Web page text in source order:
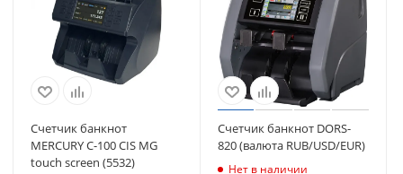
Счетчик банкнот
MERCURY C-100 CIS MG
touch screen (5532)
Счетчик банкнот DORS-
820 (валюта RUB/USD/EUR)
Нет в наличии